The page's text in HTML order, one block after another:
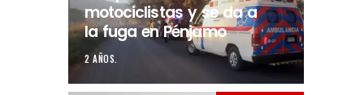
motociclistas y se da a
la fuga en Pénjamo
2 AÑOS.